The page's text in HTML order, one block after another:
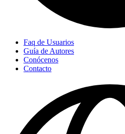
Faq de Usuarios
Guía de Autores
Conócenos
Contacto